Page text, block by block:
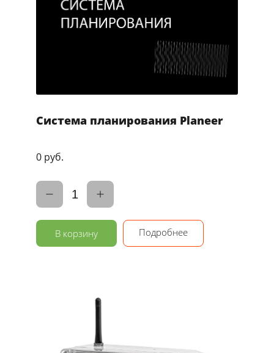
Система планирования Planeer
0 руб.
1
В корзину Подробнее